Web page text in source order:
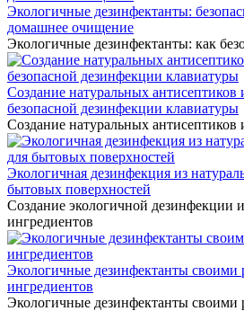
Экологичные дезинфектанты:
домашнее очищение
Экологичные дезинфектанты: как
Создание натуральных
безопасной дезинфекции клавиатуры
Создание натуральных антисептиков
Экологичная дезинфекция из
бытовых поверхностей
Создание экологичной дезинфекции
ингредиентов
Экологичные дезинфектанты
ингредиентов
Экологичные дезинфектанты своими